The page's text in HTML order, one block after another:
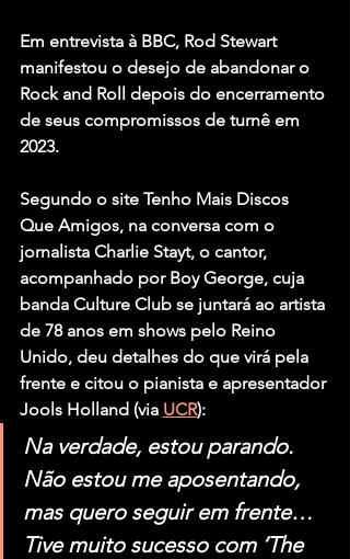
Em entrevista à BBC, Rod Stewart
manifestou o desejo de abandonar o
Rock and Roll depois do encerramento
de seus compromissos de turnê em
2023.
Segundo o site Tenho Mais Discos
Que Amigos, na conversa com o
jornalista Charlie Stayt, o cantor,
acompanhado por Boy George, cuja
banda Culture Club se juntará ao artista
de 78 anos em shows pelo Reino
Unido, deu detalhes do que virá pela
frente e citou o pianista e apresentador
Jools Holland (via UCR):
Na verdade, estou parando.
Não estou me aposentando,
mas quero seguir em frente…
Tive muito sucesso com ‘The